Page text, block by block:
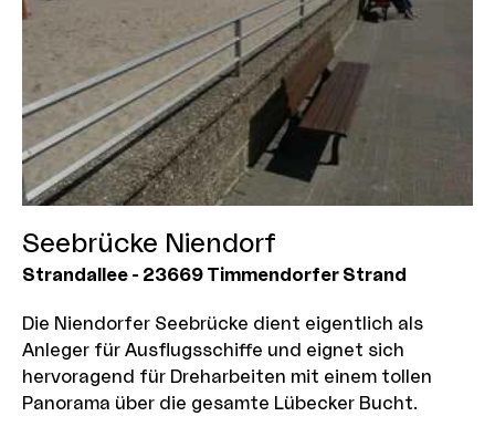
Seebrücke Niendorf
Strandallee - 23669 Timmendorfer Strand
Die Niendorfer Seebrücke dient eigentlich als
Anleger für Ausflugsschiffe und eignet sich
hervoragend für Dreharbeiten mit einem tollen
Panorama über die gesamte Lübecker Bucht.